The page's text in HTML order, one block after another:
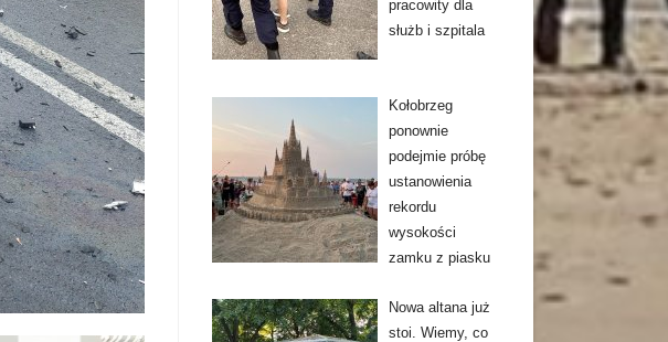
pracowity dla
służb i szpitala
Kołobrzeg
ponownie
podejmie próbę
ustanowienia
rekordu
wysokości
zamku z piasku
Nowa altana już
stoi. Wiemy, co